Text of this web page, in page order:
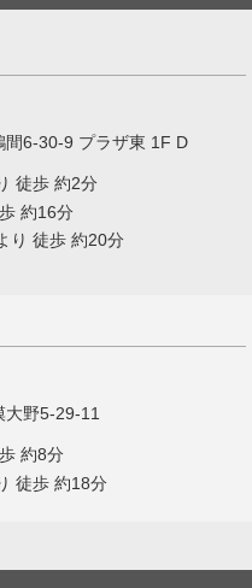
間6-30-9 プラザ東 1F D
徒歩 約2分
約16分
り 徒歩 約20分
大野5-29-11
約8分
徒歩 約18分